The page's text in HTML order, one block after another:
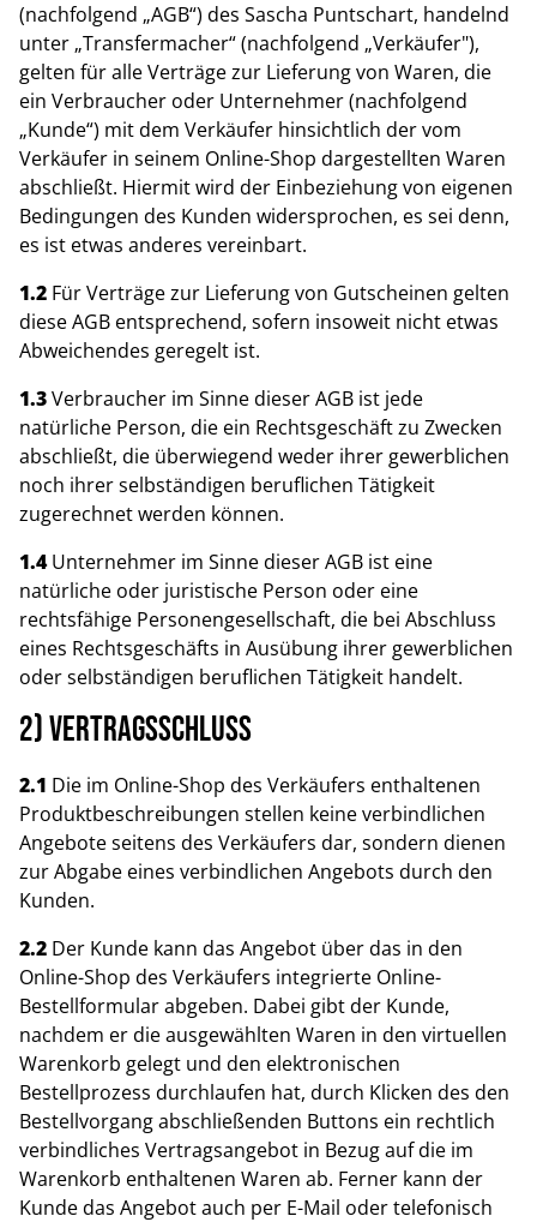
(nachfolgend „AGB“) des Sascha Puntschart, handelnd
unter „Transfermacher“ (nachfolgend „Verkäufer"),
gelten für alle Verträge zur Lieferung von Waren, die
ein Verbraucher oder Unternehmer (nachfolgend
„Kunde“) mit dem Verkäufer hinsichtlich der vom
Verkäufer in seinem Online-Shop dargestellten Waren
abschließt. Hiermit wird der Einbeziehung von eigenen
Bedingungen des Kunden widersprochen, es sei denn,
es ist etwas anderes vereinbart.
1.2 Für Verträge zur Lieferung von Gutscheinen gelten
diese AGB entsprechend, sofern insoweit nicht etwas
Abweichendes geregelt ist.
1.3Verbraucher im Sinne dieser AGB ist jede
natürliche Person, die ein Rechtsgeschäft zu Zwecken
abschließt, die überwiegend weder ihrer gewerblichen
noch ihrer selbständigen beruflichen Tätigkeit
zugerechnet werden können.
1.4Unternehmer im Sinne dieser AGB ist eine
natürliche oder juristische Person oder eine
rechtsfähige Personengesellschaft, die bei Abschluss
eines Rechtsgeschäfts in Ausübung ihrer gewerblichen
oder selbständigen beruflichen Tätigkeit handelt.
2) Vertragsschluss
2.1 Die im Online-Shop des Verkäufers enthaltenen
Produktbeschreibungen stellen keine verbindlichen
Angebote seitens des Verkäufers dar, sondern dienen
zur Abgabe eines verbindlichen Angebots durch den
Kunden.
2.2 Der Kunde kann das Angebot über das in den
Online-Shop des Verkäufers integrierte Online-
Bestellformular abgeben. Dabei gibt der Kunde,
nachdem er die ausgewählten Waren in den virtuellen
Warenkorb gelegt und den elektronischen
Bestellprozess durchlaufen hat, durch Klicken des den
Bestellvorgang abschließenden Buttons ein rechtlich
verbindliches Vertragsangebot in Bezug auf die im
Warenkorb enthaltenen Waren ab. Ferner kann der
Kunde das Angebot auch per E-Mail oder telefonisch